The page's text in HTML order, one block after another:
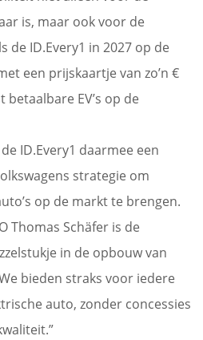
is, maar ook voor de
de ID.Every1 in 2027 op de
een prijskaartje van zo’n €
betaalbare EV’s op de
ID.Every1 daarmee een
strategie om
op de markt te brengen.
Thomas Schäfer is de
in de opbouw van
bieden straks voor iedere
auto, zonder concessies